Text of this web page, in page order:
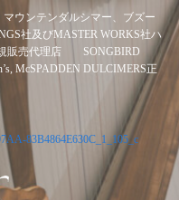
ウンテンダルシマー、ブズー
社及びMASTER WORKS社ハ
規販売代理店 SONGBIRD
McSPADDEN DULCIMERS正
83B4864E630C_1_105_c